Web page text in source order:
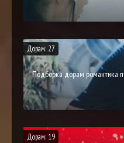
Дорам: 27
Подборка дорам романтика
Дорам: 19